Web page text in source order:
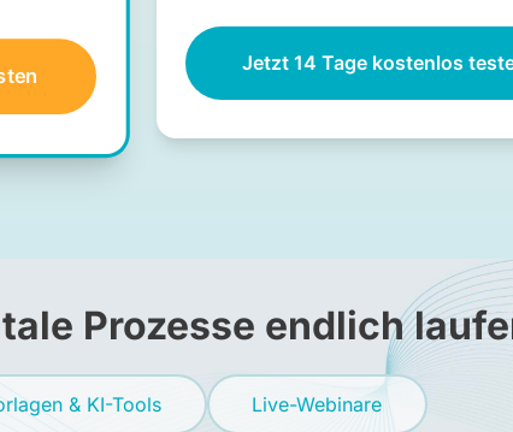
Jetzt 14 Tage kostenlos
Prozesse endlich
& KI-Tools Live-Webinare